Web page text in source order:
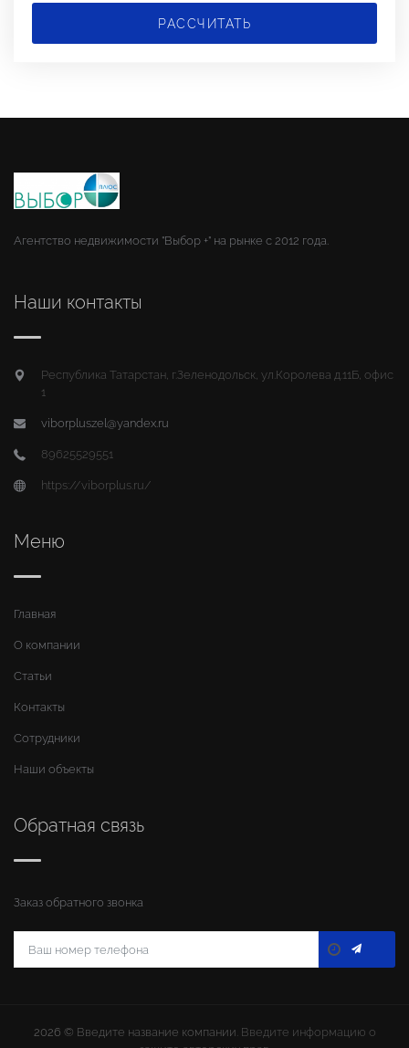
РАССЧИТАТЬ
Агентство недвижимости "Выбор +" на рынке с 2012 года.
Наши контакты
Республика Татарстан, г.Зеленодольск, ул.Королева д.11Б, офис
1
viborpluszel@yandex.ru
89625529551
https://viborplus.ru/
Меню
Главная
О компании
Статьи
Контакты
Сотрудники
Наши объекты
Обратная связь
Заказ обратного звонка
2026 © Введите название компании. Введите информацию о